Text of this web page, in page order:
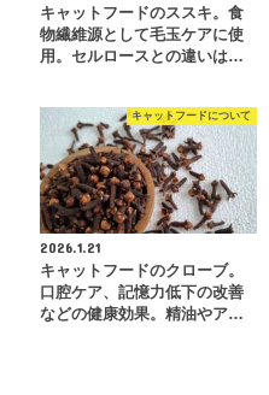
キャットフードのススキ。食
物繊維源として毛玉ケアに使
用。セルロースとの違いは…
キャットフードについて
2026.1.21
キャットフードのクローブ。
口腔ケア、記憶力低下の改善
などの健康効果。精油やア…